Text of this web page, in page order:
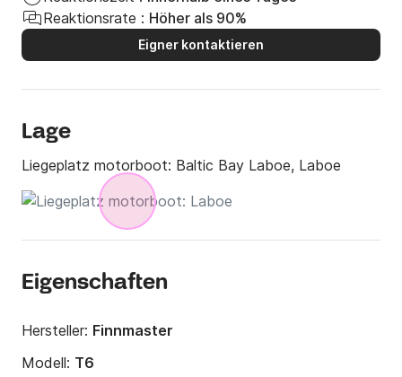
Reaktionsrate : Höher als 90%
Eigner kontaktieren
Lage
Liegeplatz motorboot: Baltic Bay Laboe, Laboe
Eigenschaften
Hersteller: Finnmaster
Modell: T6